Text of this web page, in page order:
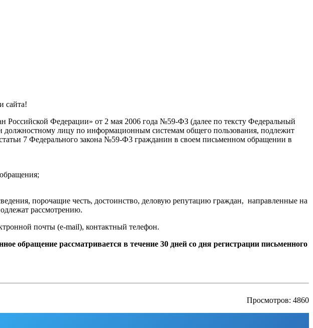
сайта!
Российской Федерации» от 2 мая 2006 года №59-ФЗ (далее по тексту Федеральный
должностному лицу по информационным системам общего пользования, подлежит
7 Федерального закона №59-Ф3 гражданин в своем письменном обращении в
порочащие честь, достоинство, деловую репутацию граждан, направленные на
рассмотрению.
почты (e-mail), контактный телефон.
обращение рассматривается в течение 30 дней со дня регистрации письменного
Просмотров: 4860